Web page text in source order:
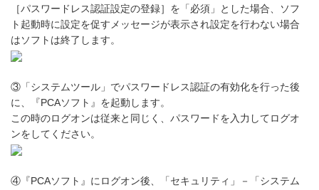
［パスワードレス認証設定の登録］を「必須」とした場合、ソフ
ト起動時に設定を促すメッセージが表示され設定を行わない場合
はソフトは終了します。
③「システムツール」でパスワードレス認証の有効化を行った後
に、『PCAソフト』を起動します。
この時のログオンは従来と同じく、パスワードを入力してログオ
ンをしてください。
④『PCAソフト』にログオン後、「セキュリティ」－「システム